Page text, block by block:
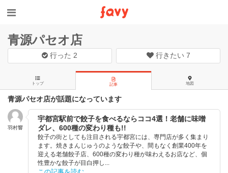
青源パセオ店
行った 2 行きたい 7
トップ 記事 地図
青源パセオ店が話題になっています
羽村響
宇都宮駅前で餃子を食べるならココ4選！老舗に味噌
ダレ、600種の変わり種も!!
餃子の街としても注目される宇都宮には、専門店が多く集まり
ます。焼きまんじゅうのような餃子や、間もなく創業400年を
迎える老舗餃子店、600種の変わり種が味わえるお店など、個
性豊かな餃子が目白押し...